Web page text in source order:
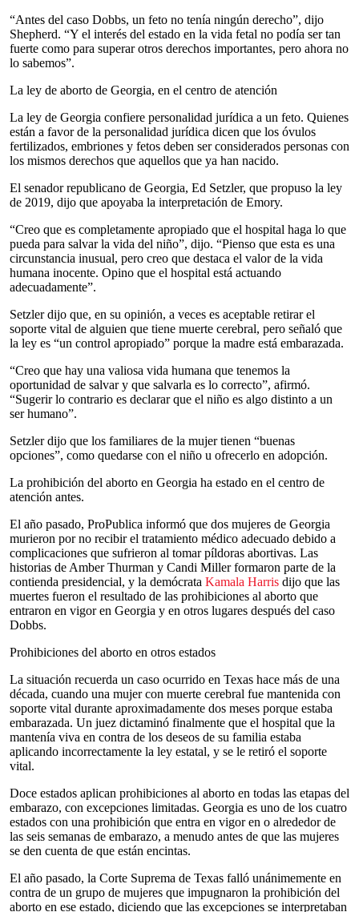
“Antes del caso Dobbs, un feto no tenía ningún derecho”, dijo
Shepherd. “Y el interés del estado en la vida fetal no podía ser tan
fuerte como para superar otros derechos importantes, pero ahora no
lo sabemos”.
La ley de aborto de Georgia, en el centro de atención
La ley de Georgia confiere personalidad jurídica a un feto. Quienes
están a favor de la personalidad jurídica dicen que los óvulos
fertilizados, embriones y fetos deben ser considerados personas con
los mismos derechos que aquellos que ya han nacido.
El senador republicano de Georgia, Ed Setzler, que propuso la ley
de 2019, dijo que apoyaba la interpretación de Emory.
“Creo que es completamente apropiado que el hospital haga lo que
pueda para salvar la vida del niño”, dijo. “Pienso que esta es una
circunstancia inusual, pero creo que destaca el valor de la vida
humana inocente. Opino que el hospital está actuando
adecuadamente”.
Setzler dijo que, en su opinión, a veces es aceptable retirar el
soporte vital de alguien que tiene muerte cerebral, pero señaló que
la ley es “un control apropiado” porque la madre está embarazada.
“Creo que hay una valiosa vida humana que tenemos la
oportunidad de salvar y que salvarla es lo correcto”, afirmó.
“Sugerir lo contrario es declarar que el niño es algo distinto a un
ser humano”.
Setzler dijo que los familiares de la mujer tienen “buenas
opciones”, como quedarse con el niño u ofrecerlo en adopción.
La prohibición del aborto en Georgia ha estado en el centro de
atención antes.
El año pasado, ProPublica informó que dos mujeres de Georgia
murieron por no recibir el tratamiento médico adecuado debido a
complicaciones que sufrieron al tomar píldoras abortivas. Las
historias de Amber Thurman y Candi Miller formaron parte de la
contienda presidencial, y la demócrata Kamala Harris dijo que las
muertes fueron el resultado de las prohibiciones al aborto que
entraron en vigor en Georgia y en otros lugares después del caso
Dobbs.
Prohibiciones del aborto en otros estados
La situación recuerda un caso ocurrido en Texas hace más de una
década, cuando una mujer con muerte cerebral fue mantenida con
soporte vital durante aproximadamente dos meses porque estaba
embarazada. Un juez dictaminó finalmente que el hospital que la
mantenía viva en contra de los deseos de su familia estaba
aplicando incorrectamente la ley estatal, y se le retiró el soporte
vital.
Doce estados aplican prohibiciones al aborto en todas las etapas del
embarazo, con excepciones limitadas. Georgia es uno de los cuatro
estados con una prohibición que entra en vigor en o alrededor de
las seis semanas de embarazo, a menudo antes de que las mujeres
se den cuenta de que están encintas.
El año pasado, la Corte Suprema de Texas falló unánimemente en
contra de un grupo de mujeres que impugnaron la prohibición del
aborto en ese estado, diciendo que las excepciones se interpretaban